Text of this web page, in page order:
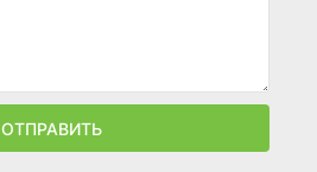
ОТПРАВИТЬ